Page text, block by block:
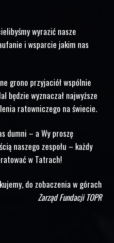
wyrazić nasze
i wsparcie jakim nas
grono przyjaciół wspólnie
będzie wyznaczał najwyższe
ratowniczego na świecie.
dumni – a Wy proszę
naszego zespołu – każdy
w Tatrach!
do zobaczenia w górach
Zarząd Fundacji TOPR